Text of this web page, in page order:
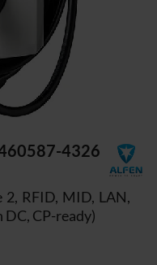
4326
2, RFID, MID, LAN,
CP-ready)